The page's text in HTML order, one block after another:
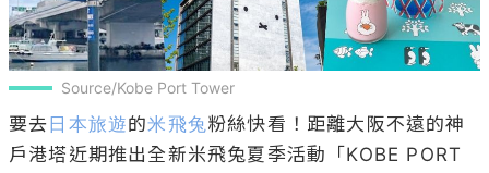
Source/Kobe Port Tower
要去 日本旅遊的米飛兔粉絲快看！距離大阪不遠的神
戶港塔近期推出全新米飛兔夏季活動「KOBE PORT